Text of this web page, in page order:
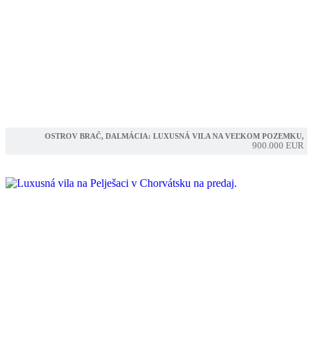
OSTROV BRAČ, DALMÁCIA: LUXUSNÁ VILA NA VEĽKOM POZEMKU,
900.000 EUR